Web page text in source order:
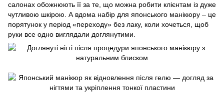
салонах обожнюють її за те, що можна робити клієнтам із дуже
чутливою шкірою. А вдома набір для японського манікюру – це
порятунок у період «переходу» без лаку, коли хочеться, щоб
руки все одно виглядали доглянутими.